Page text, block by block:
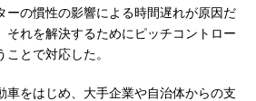
ーの慣性の影響による時間遅れが原因だ
それを解決するためにピッチコントロー
とで対応した。
をはじめ、大手企業や自治体からの支